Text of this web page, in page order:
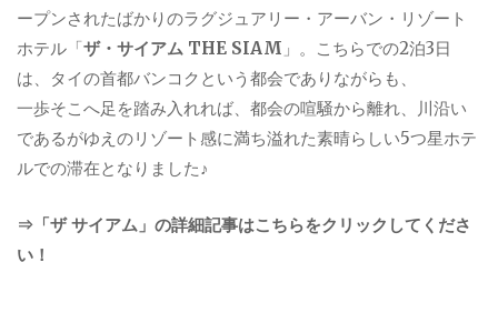
ープンされたばかりのラグジュアリー・アーバン・リゾート
ホテル「ザ・サイアム THE SIAM 」。こちらでの2泊3日
は、タイの首都バンコクという都会でありながらも、
一歩そこへ足を踏み入れれば、都会の喧騒から離れ、川沿い
であるがゆえのリゾート感に満ち溢れた素晴らしい5つ星ホテ
ルでの滞在となりました♪
⇒「ザ サイアム」の詳細記事はこちらをクリックしてくださ
い！